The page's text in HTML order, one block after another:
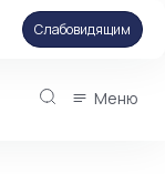
Слабовидящим
Меню